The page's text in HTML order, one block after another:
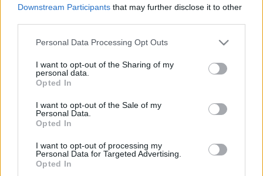
Downstream Participants that may further disclose it to other
Please note that this website/app uses one or more Google
not limited to your visit or usage behaviour. You may click to
grant or deny consent to Google and its third-party tags to
use your data for below specified purposes in below Google
consent section.
Personal Data Processing Opt Outs
I want to opt-out of the Sharing of my
personal data.
Opted In
I want to opt-out of the Sale of my
Personal Data.
Opted In
I want to opt-out of processing my
Personal Data for Targeted Advertising.
Opted In
Família sztárjai
2024. 08. 13. Kultúrpart
A Neoton Família sztárjai visszatérnek a fővárosba: október
első hétvégéjén. A zenei- és gasztrofesztiválon olyan más
János, az izlandi Mezzoforte, és nem utolsó sorban az FLM.